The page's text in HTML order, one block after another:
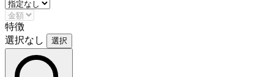
特徴
選択なし
選択